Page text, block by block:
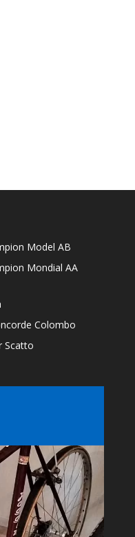
Model AB
Mondial AA
Colombo
Scatto